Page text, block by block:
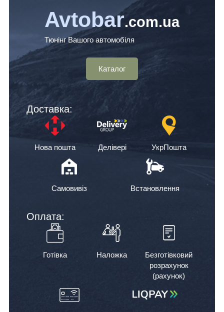
Avtobar.com.ua
Тюнінг Вашого автомобіля
Каталог
Доставка:
Нова пошта Делівері УкрПошта
Самовивіз Встановлення
Оплата:
Готівка Наложка
Безготівковий
розрахунок
(рахунок)